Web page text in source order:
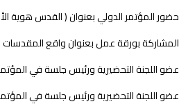
حضور المؤتمر الدولي بعنوان ( القدس هوية الأمة
المشاركة بورقة عمل بعنوان واقع المقدسات
عضو اللجنة التحضيرية ورئيس جلسة في المؤتمر
عضو اللجنة التحضيرية ورئيس جلسة في